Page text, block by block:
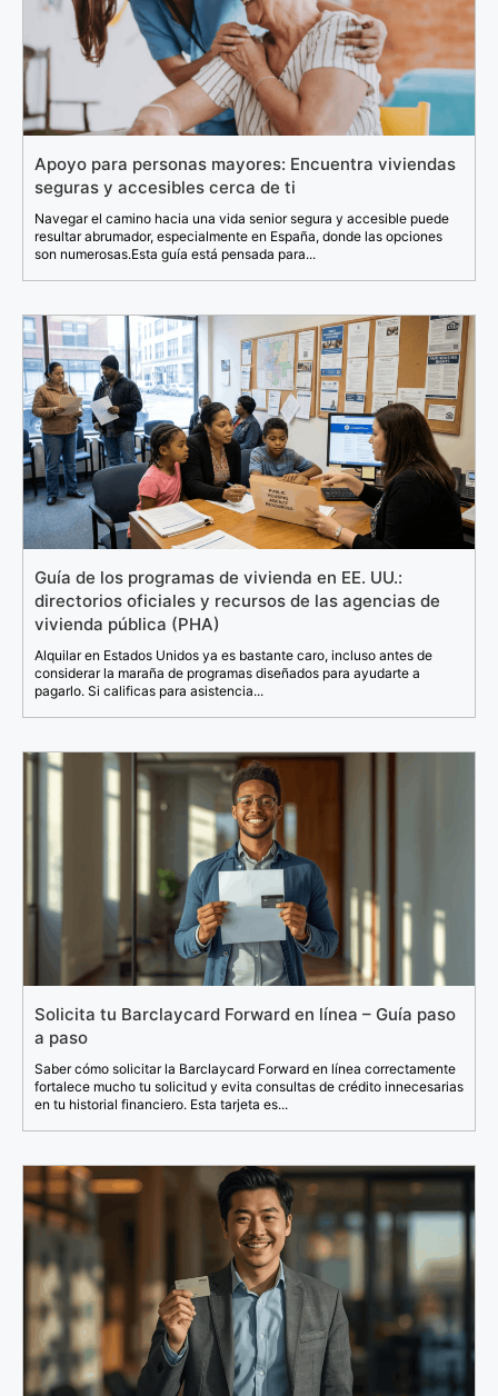
Apoyo para personas mayores: Encuentra viviendas
seguras y accesibles cerca de ti
Navegar el camino hacia una vida senior segura y accesible puede
resultar abrumador, especialmente en España, donde las opciones
son numerosas.Esta guía está pensada para...
Guía de los programas de vivienda en EE. UU.:
directorios oficiales y recursos de las agencias de
vivienda pública (PHA)
Alquilar en Estados Unidos ya es bastante caro, incluso antes de
considerar la maraña de programas diseñados para ayudarte a
pagarlo. Si calificas para asistencia...
Solicita tu Barclaycard Forward en línea – Guía paso
a paso
Saber cómo solicitar la Barclaycard Forward en línea correctamente
fortalece mucho tu solicitud y evita consultas de crédito innecesarias
en tu historial financiero. Esta tarjeta es...